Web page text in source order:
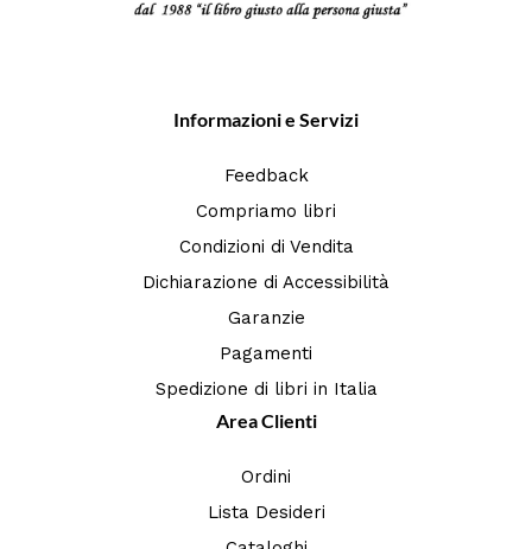
Informazioni e Servizi
Feedback
Compriamo libri
Condizioni di Vendita
Dichiarazione di Accessibilità
Garanzie
Pagamenti
Spedizione di libri in Italia
Area Clienti
Ordini
Lista Desideri